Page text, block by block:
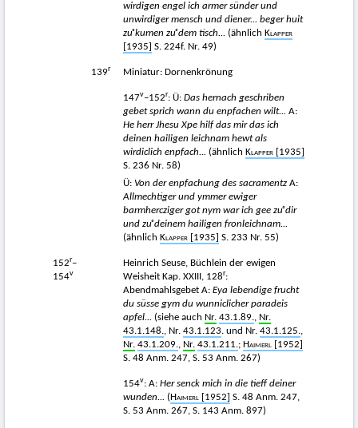
wirdigen engel ich armer sünder und
unwirdiger mensch und diener... beger huit
zuͦ kumen zuͦ dem tisch... (ähnlich Klapper
[1935]
S. 224f. Nr. 49)
139r Miniatur: Dornenkrönung
147v–152r: Ü: Das hernach geschriben
gebet sprich wann du enpfachen wilt... A:
He herr Jhesu Xpe hilf das mir das ich
deinen hailigen leichnam hewt als
wirdiclich enpfach... (ähnlich Klapper [1935]
S. 236 Nr. 58)
Ü: Von der enpfachung des sacramentz A:
Allmechtiger und ymmer ewiger
barmhercziger got nym war ich gee zuͦ dir
und zuͦ deinem hailigen fronleichnam...
(ähnlich Klapper [1935] S. 233 Nr. 55)
152r–
154v
Heinrich Seuse, Büchlein der ewigen
Weisheit Kap. XXIII, 128r:
Abendmahlsgebet A: Eya lebendige frucht
du süsse gym du wunniclicher paradeis
apfel... (siehe auch Nr. 43.1.89., Nr.
43.1.148., Nr. 43.1.123. und Nr. 43.1.125.,
Nr. 43.1.209., Nr. 43.1.211.; Haimerl [1952]
S. 48 Anm. 247, S. 53 Anm. 267)
154v: A: Her senck mich in die tieff deiner
wunden... ( Haimerl [1952]
S. 48 Anm. 247,
S. 53 Anm. 267, S. 143 Anm. 897)